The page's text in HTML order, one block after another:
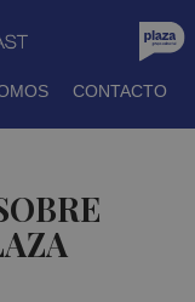
CONTACTO